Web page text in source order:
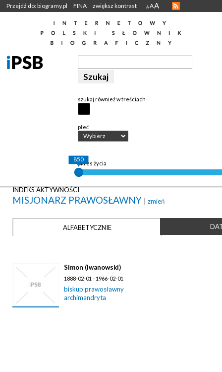
Przejdź do: biogramy.pl FINA zwiększ kontrast A AA
szukaj również w treściach
płeć
Wybierz
okres życia
850
INDEKS AKTYWNOŚCI
MISJONARZ PRAWOSŁAWNY | zmień
ALFABETYCZNIE
Simon (Iwanowski)
1888-02-01 - 1966-02-01
biskup prawosławny
archimandryta